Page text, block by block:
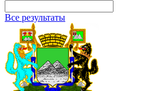
Все результаты